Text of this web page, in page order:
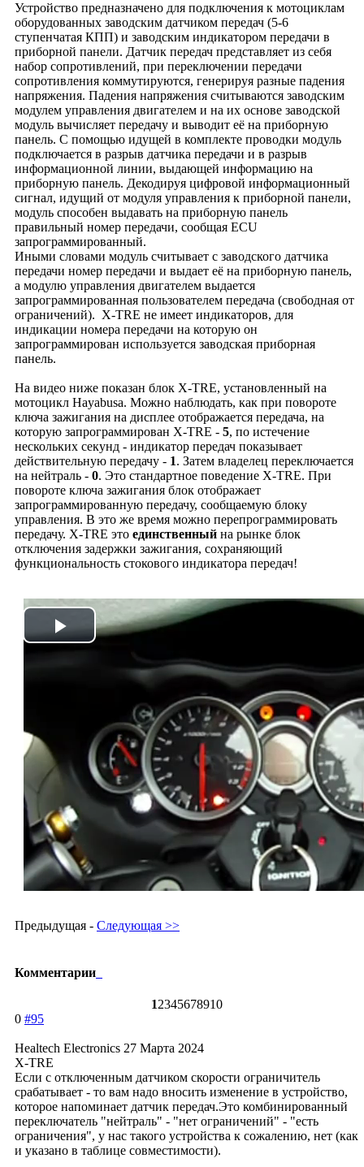
Устройство предназначено для подключения к мотоциклам
оборудованных заводским датчиком передач (5-6
ступенчатая КПП) и заводским индикатором передачи в
приборной панели. Датчик передач представляет из себя
набор сопротивлений, при переключении передачи
сопротивления коммутируются, генерируя разные падения
напряжения. Падения напряжения считываются заводским
модулем управления двигателем и на их основе заводской
модуль вычисляет передачу и выводит её на приборную
панель. С помощью идущей в комплекте проводки модуль
подключается в разрыв датчика передачи и в разрыв
информационной линии, выдающей информацию на
приборную панель. Декодируя цифровой информационный
сигнал, идущий от модуля управления к приборной панели,
модуль способен выдавать на приборную панель
правильный номер передачи, сообщая ECU
запрограммированный.
Иными словами модуль считывает с заводского датчика
передачи номер передачи и выдает её на приборную панель,
а модулю управления двигателем выдается
запрограммированная пользователем передача (свободная от
ограничений). X-TRE не имеет индикаторов, для
индикации номера передачи на которую он
запрограммирован используется заводская приборная
панель.
На видео ниже показан блок X-TRE, установленный на
мотоцикл Hayabusa. Можно наблюдать, как при повороте
ключа зажигания на дисплее отображается передача, на
которую запрограммирован X-TRE - 5, по истечение
нескольких секунд - индикатор передач показывает
действительную передачу - 1. Затем владелец переключается
на нейтраль - 0. Это стандартное поведение X-TRE. При
повороте ключа зажигания блок отображает
запрограммированную передачу, сообщаемую блоку
управления. В это же время можно перепрограммировать
передачу. X-TRE это единственный на рынке блок
отключения задержки зажигания, сохраняющий
функциональность стокового индикатора передач!
Play
Video
Предыдущая - Следующая >>
Комментарии
12345678910
0 #95
Healtech Electronics 27 Марта 2024
X-TRE
Если с отключенным датчиком скорости ограничитель
срабатывает - то вам надо вносить изменение в устройство,
которое напоминает датчик передач.Это комбинированный
переключатель "нейтраль" - "нет ограничений" - "есть
ограничения", у нас такого устройства к сожалению, нет (как
и указано в таблице совместимости).